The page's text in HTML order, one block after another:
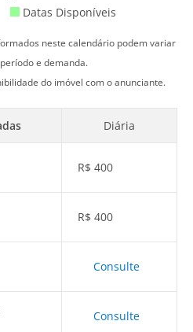
Datas Disponíveis
neste calendário podem variar
e demanda.
do imóvel com o anunciante.
Diária
R$ 400
R$ 400
Consulte
Consulte